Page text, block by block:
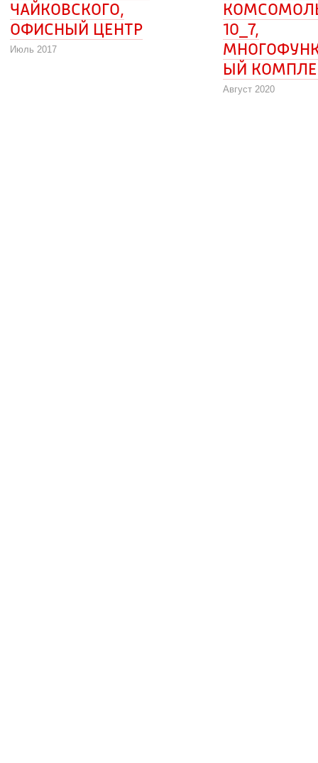
ЧАЙКОВСКОГО,
ОФИСНЫЙ ЦЕНТР
Июль 2017
10_7,
ЫЙ
Август 2020